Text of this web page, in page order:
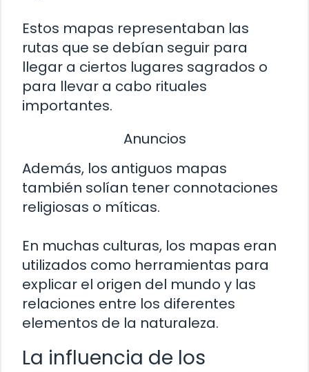
Estos mapas representaban las
rutas que se debían seguir para
llegar a ciertos lugares sagrados o
para llevar a cabo rituales
importantes.
Anuncios
Además, los antiguos mapas
también solían tener connotaciones
religiosas o míticas.
En muchas culturas, los mapas eran
utilizados como herramientas para
explicar el origen del mundo y las
relaciones entre los diferentes
elementos de la naturaleza.
La influencia de los